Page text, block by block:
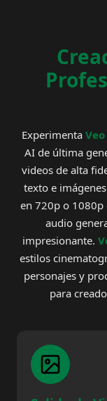
Experimenta Veo
AI de última
videos de alta
texto e
en 720p o 1080p
audio
impresionante.
estilos
personajes y
para